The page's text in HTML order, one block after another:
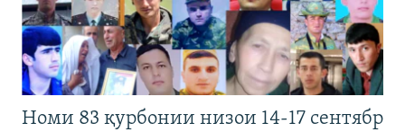
Номи 83 қурбонии низои 14-17 сентябр